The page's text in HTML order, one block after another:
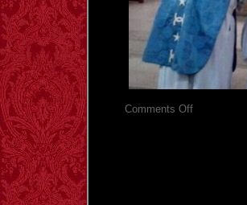
Comments Offon